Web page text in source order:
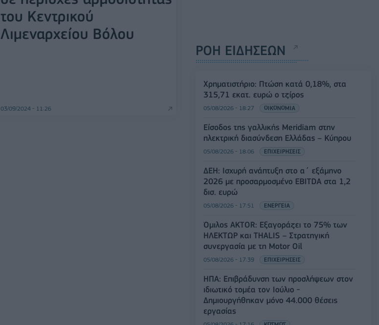
του Κεντρικού
Λιμεναρχείου Βόλου
03/09/2024 - 11:26
ΡΟΗ ΕΙΔΗΣΕΩΝ
Χρηματιστήριο: Πτώση κατά 0,18%, στα
315,71 εκατ. ευρώ ο τζίρος
05/08/2026 - 18:27 ΟΙΚΟΝΟΜΙΑ
Είσοδος της γαλλικής Meridiam στην
ηλεκτρική διασύνδεση Ελλάδας – Κύπρου
05/08/2026 - 18:06 ΕΠΙΧΕΙΡΗΣΕΙΣ
ΔΕΗ: Ισχυρή ανάπτυξη στο α΄ εξάμηνο
2026 με προσαρμοσμένο EBITDA στα 1,2
δισ. ευρώ
05/08/2026 - 17:51 ΕΝΕΡΓΕΙΑ
Όμιλος AKTOR: Εξαγοράζει το 75% των
ΗΛΕΚΤΩΡ και THALIS – Στρατηγική
συνεργασία με τη Motor Oil
05/08/2026 - 17:39 ΕΠΙΧΕΙΡΗΣΕΙΣ
ΗΠΑ: Επιβράδυνση των προσλήψεων στον
ιδιωτικό τομέα τον Ιούλιο -
Δημιουργήθηκαν μόνο 44.000 θέσεις
εργασίας